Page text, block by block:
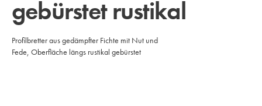
gebürstet rustikal
Profilbretter aus gedämpfter Fichte mit Nut und
Fede, Oberfläche längs rustikal gebürstet